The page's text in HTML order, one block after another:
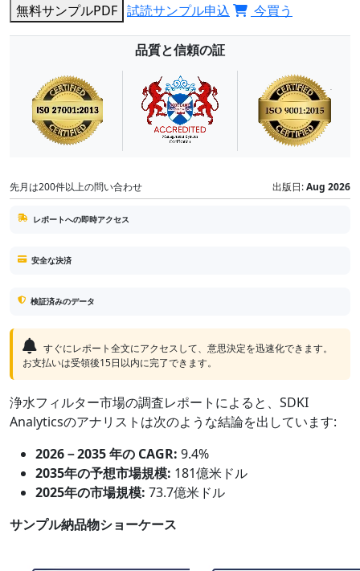
無料サンプルPDF 試読サンプル申込 今買う
品質と信頼の証
先月は200件以上の問い合わせ 出版日:Aug 2026
レポートへの即時アクセス
安全な決済
検証済みのデータ
すぐにレポート全文にアクセスして、意思決定を迅速化できます。
お支払いは受領後15日以内に完了できます。
浄水フィルター市場の調査レポートによると、SDKI
Analyticsのアナリストは次のような結論を出しています:
2026－2035 年の CAGR: 9.4%
2035年の予想市場規模: 181億米ドル
2025年の市場規模: 73.7億米ドル
サンプル納品物ショーケース